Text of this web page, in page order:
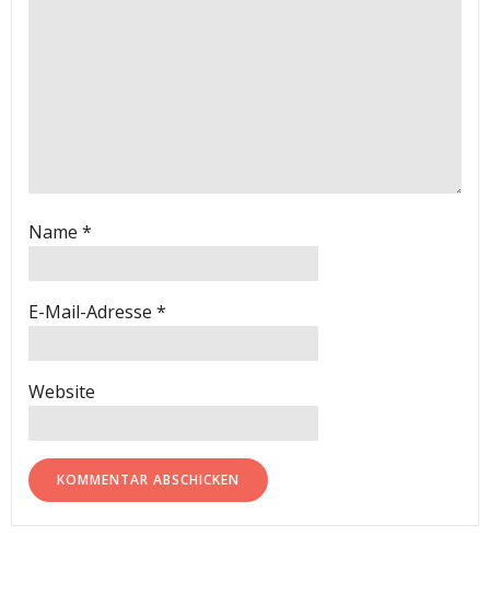
Name *
E-Mail-Adresse *
Website